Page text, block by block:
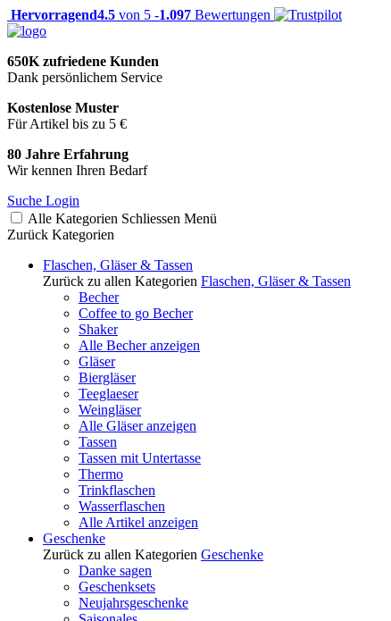
Hervorragend4.5 von 5 -1.097 Bewertungen
650K zufriedene Kunden
Dank persönlichem Service
Kostenlose Muster
Für Artikel bis zu 5 €
80 Jahre Erfahrung
Wir kennen Ihren Bedarf
Suche Login
Alle Kategorien Schliessen Menü
Zurück Kategorien
Flaschen, Gläser & Tassen
Zurück zu allen Kategorien Flaschen, Gläser & Tassen
Becher
Coffee to go Becher
Shaker
Alle Becher anzeigen
Gläser
Biergläser
Teeglaeser
Weingläser
Alle Gläser anzeigen
Tassen
Tassen mit Untertasse
Thermo
Trinkflaschen
Wasserflaschen
Alle Artikel anzeigen
Geschenke
Zurück zu allen Kategorien Geschenke
Danke sagen
Geschenksets
Neujahrsgeschenke